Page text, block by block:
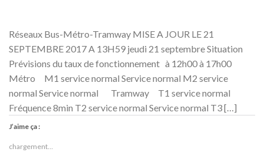
Réseaux Bus-Métro-Tramway MISE A JOUR LE 21
SEPTEMBRE 2017 A 13H59 jeudi 21 septembre Situation
Prévisions du taux de fonctionnement à 12h00 à 17h00
Métro M1 service normal Service normal M2 service
normal Service normal Tramway T1 service normal
Fréquence 8min T2 service normal Service normal T3 […]
J’aime ça :
chargement…